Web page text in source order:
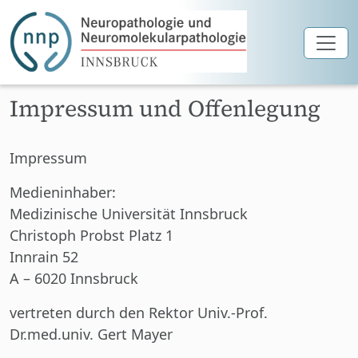
Zum Hauptinhalt springen
Impressum und Offenlegung
Impressum
Medieninhaber:
Medizinische Universität Innsbruck
Christoph Probst Platz 1
Innrain 52
A – 6020 Innsbruck
vertreten durch den Rektor Univ.-Prof.
Dr.med.univ. Gert Mayer